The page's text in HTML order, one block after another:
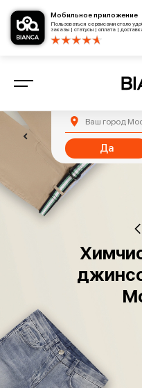
Мобильное приложение
Пользоваться сервисами стало
заказы | статусы | оплата |
Ваш город
Да